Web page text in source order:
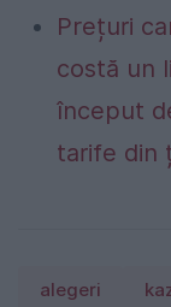
Prețuri
costă un
început
tarife din
alegeri